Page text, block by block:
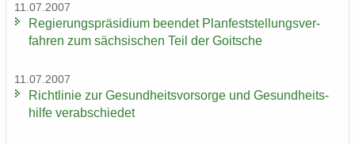
11.07.2007
Re­gie­rungs­prä­si­di­um be­en­det Plan­fest­stel­lungs­ver­
fah­ren zum säch­si­schen Teil der Goit­sche
11.07.2007
Richt­li­nie zur Ge­sund­heits­vor­sor­ge und Ge­sund­heits­
hil­fe ver­ab­schie­det